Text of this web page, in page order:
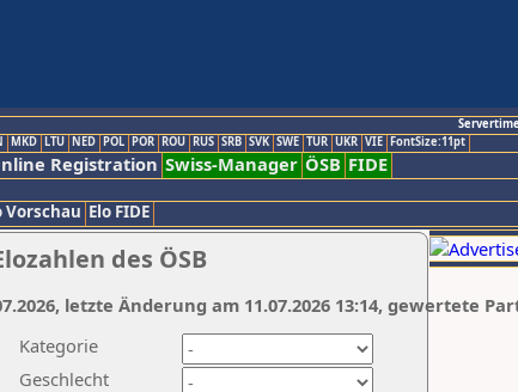
Servertime
MKD LTU NED POL POR ROU RUS SRB SVK SWE TUR UKR VIE FontSize:11pt
Registration Swiss-Manager ÖSB FIDE
Vorschau Elo FIDE
des ÖSB
Kategorie
Geschlecht
letzte Änderung am 11.07.2026 13:14, gewertete